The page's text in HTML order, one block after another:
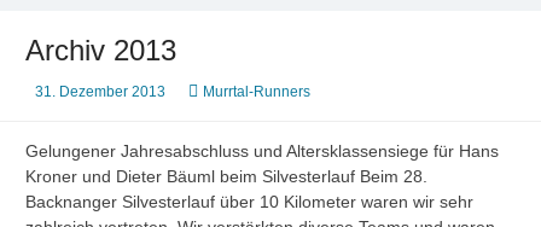
Archiv 2013
31. Dezember 2013 Murrtal-Runners
Gelungener Jahresabschluss und Altersklassensiege für Hans
Kroner und Dieter Bäuml beim Silvesterlauf Beim 28.
Backnanger Silvesterlauf über 10 Kilometer waren wir sehr